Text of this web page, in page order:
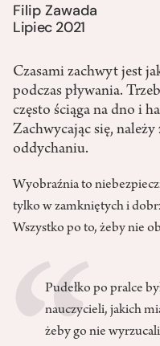
Filip Zawada
Lipiec 2021
Czasami zachwyt jest
podczas pływania.
często ściąga na dno i
Zachwycając się, należy
oddychaniu.
Wyobraźnia to
tylko w zamkniętych i
Wszystko po to, żeby nie
Pudełko po pralce
nauczycieli, jakich
żeby go nie